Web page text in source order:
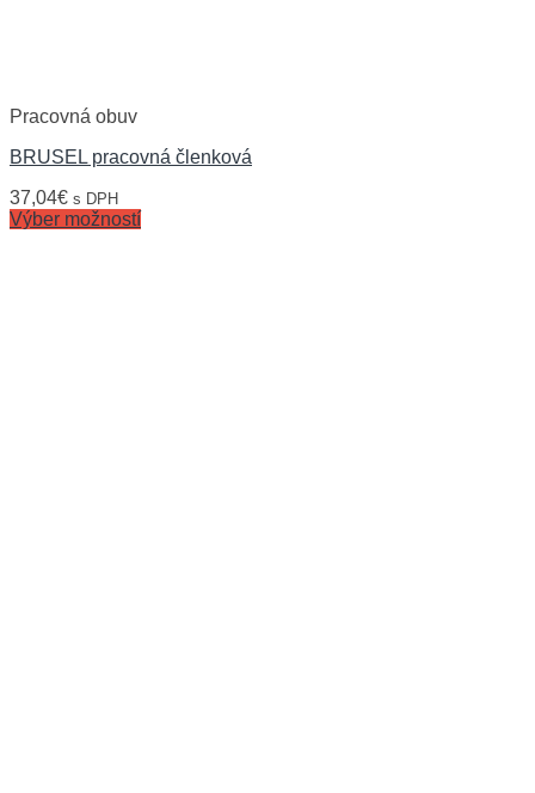
Pracovná obuv
BRUSEL pracovná členková
37,04€ s DPH
Výber možností